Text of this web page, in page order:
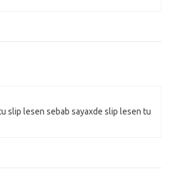
slip lesen sebab sayaxde slip lesen tu